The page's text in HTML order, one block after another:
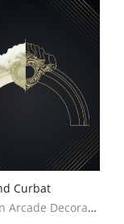
Curbat
Poliuretan Arcade Decoratiuni Casa